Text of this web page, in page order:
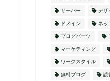
サーバー デザ
ドメイン ネッ
ブログパーツ
マーケティング
ワークスタイル
無料ブログ 読